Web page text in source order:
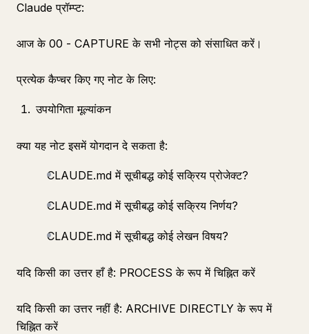
Claude प्रॉम्प्ट:
आज के 00 - CAPTURE के सभी नोट्स को संसाधित करें।
प्रत्येक कैप्चर किए गए नोट के लिए:
उपयोगिता मूल्यांकन
क्या यह नोट इसमें योगदान दे सकता है:
CLAUDE.md में सूचीबद्ध कोई सक्रिय प्रोजेक्ट?
CLAUDE.md में सूचीबद्ध कोई सक्रिय निर्णय?
CLAUDE.md में सूचीबद्ध कोई लेखन विषय?
यदि किसी का उत्तर हाँ है: PROCESS के रूप में चिह्नित करें
यदि किसी का उत्तर नहीं है: ARCHIVE DIRECTLY के रूप में
चिह्नित करें